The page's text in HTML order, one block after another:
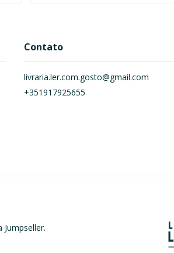
Contato
livraria.ler.com.gosto@gmail.com
+351917925655
Jumpseller.